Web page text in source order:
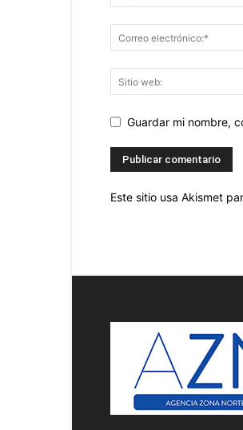
Guardar mi nombre,
Este sitio usa Akismet